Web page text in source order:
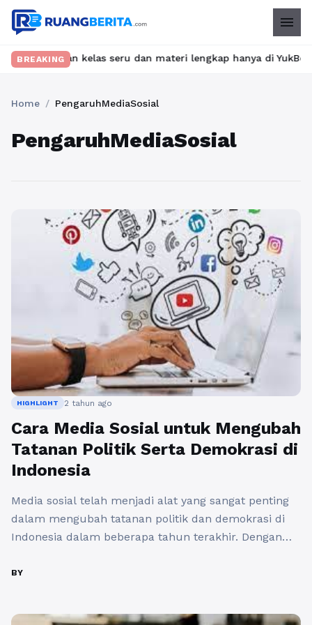
menu
BREAKINGkelas seru dan materi lengkap hanya di
Home / PengaruhMediaSosial
PengaruhMediaSosial
HIGHLIGHT 2 tahun ago
Cara Media Sosial untuk Mengubah
Tatanan Politik Serta Demokrasi di
Indonesia
Media sosial telah menjadi alat yang sangat penting
dalam mengubah tatanan politik dan demokrasi di
Indonesia dalam beberapa tahun terakhir. Dengan
dan Instagram, masyarakat memiliki akses yang lebih
BY